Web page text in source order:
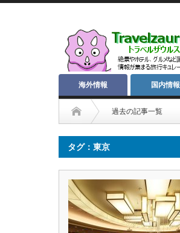
海外情報 国内情報
過去の記事一覧
タグ：東京